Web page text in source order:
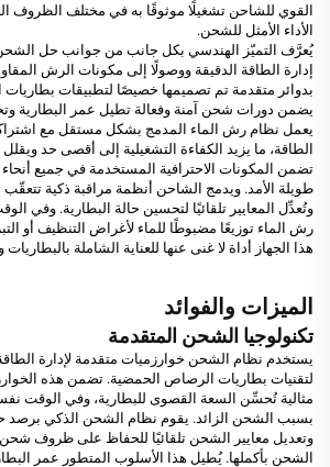
القوي للشاحن تشغيلًا موثوقًا به في مختلف الظروف
الأداء الأمثل للشحن.
يُعرَّف التميّز الهندسي بكل جانب من جوانب حل
إدارة الطاقة الدقيقة ووصولًا إلى مكونات الرش
بدوائر متقدمة تم تصميمها خصيصًا لتطبيقات
يضمن دورات شحن آمنة وفعالة تطيل عمر البطارية
يعمل نظام رش الماء المدمج بشكل مستقل مع
الطاقة، ما يزيد الكفاءة التشغيلية إلى أقصى حد
تضمن المكونات الاحترافية المستخدمة في جميع أنحاء
طويلة الأمد. ويدمج الشاحن أنظمة مراقبة ذكية
وتُعدِّل المعايير تلقائيًا لتحسين حالة البطارية. وفي
رش الماء توزيعًا مضبوطًا للماء لأغراض التنظيف أو
هذا الجهاز أداة لا غنى عنها للعناية الشاملة
الميزات والفوائد
تكنولوجيا الشحن المتقدمة
يستخدم نظام الشحن خوارزميات متقدمة لإدارة
لتقنيات بطاريات الرصاص الحمضية. تضمن هذه
مثالية تُحسِّن السعة القصوى للبطارية، وفي الوقت
بسبب الشحن الزائد. يقوم نظام الشحن الذكي برصد
وتعديل معايير الشحن تلقائيًا للحفاظ على ظروف شحن
الشحن بأكملها. يُطيل هذا الأسلوب المتطور عمر